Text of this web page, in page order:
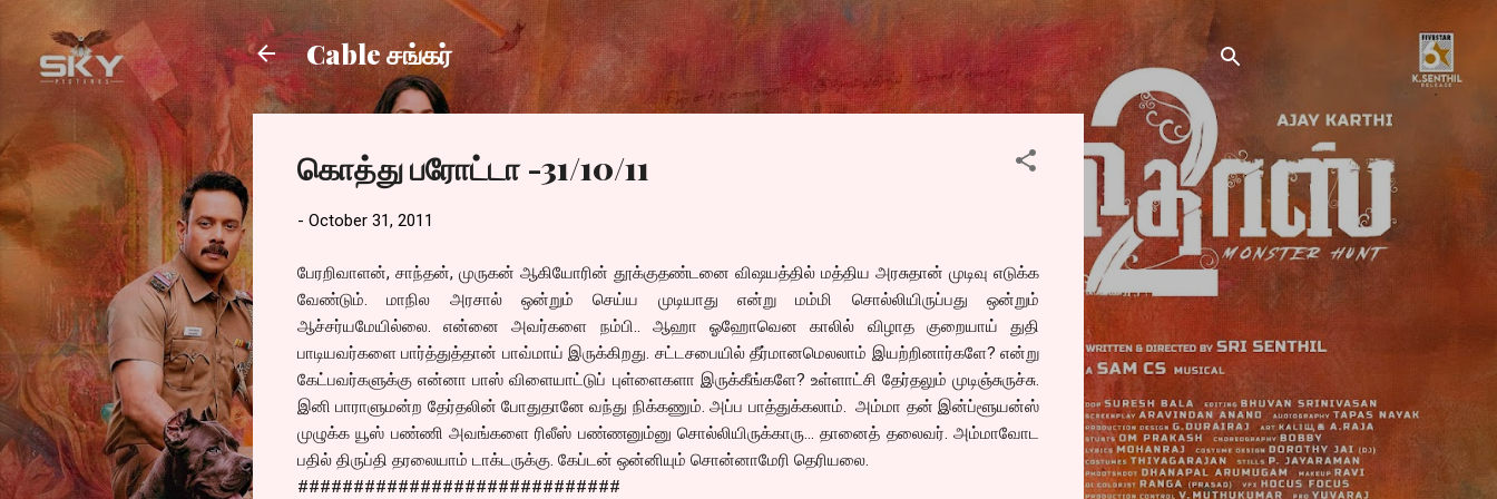
Skip to main content
Cable சங்கர்
கொத்து பரோட்டா -31/10/11
- October 31, 2011
பேரறிவாளன், சாந்தன், முருகன் ஆகியோரின் தூக்குதண்டனை விஷயத்தில் மத்திய அரசுதான் முடிவு எடுக்க
வேண்டும். மாநில அரசால் ஒன்றும் செய்ய முடியாது என்று மம்மி சொல்லியிருப்பது ஒன்றும்
ஆச்சர்யமேயில்லை. என்னை அவர்களை நம்பி.. ஆஹா ஓஹோவென காலில் விழாத குறையாய் துதி
பாடியவர்களை பார்த்துத்தான் பாவ்மாய் இருக்கிறது. சட்டசபையில் தீர்மானமெலலாம் இயற்றினார்களே? என்று
கேட்பவர்களுக்கு என்னா பாஸ் விளையாட்டுப் புள்ளைகளா இருக்கீங்களே? உள்ளாட்சி தேர்தலும் முடிஞ்சுருச்சு.
இனி பாராளுமன்ற தேர்தலின் போதுதானே வந்து நிக்கணும். அப்ப பாத்துக்கலாம். அம்மா தன் இன்ப்ளூயன்ஸ்
முழுக்க யூஸ் பண்ணி அவங்களை ரிலீஸ் பண்ணனும்னு சொல்லியிருக்காரு... தானைத் தலைவர். அம்மாவோட
பதில் திருப்தி தரலையாம் டாக்டருக்கு. கேப்டன் ஒன்னியும் சொன்னாமேரி தெரியலை.
#############################